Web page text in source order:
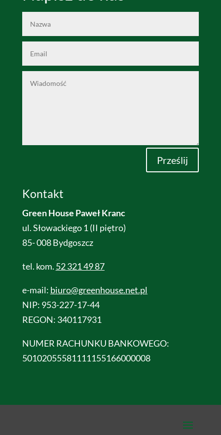
Prześlij
Kontakt
Green House Paweł Kranc
ul. Słowackiego 1 (II piętro)
85- 008 Bydgoszcz
tel. kom. 52 321 49 87
e-mail: biuro@greenhouse.net.pl
NIP: 953-227-17-44
REGON: 340117931
NUMER RACHUNKU BANKOWEGO:
50102055581111155166000008